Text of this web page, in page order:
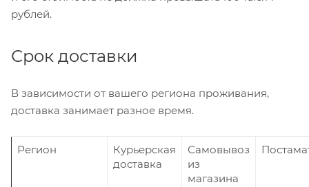
рублей.
Срок доставки
В зависимости от вашего региона проживания,
доставка занимает разное время.
Регион
Курьерская
доставка
Самовывоз
из
магазина